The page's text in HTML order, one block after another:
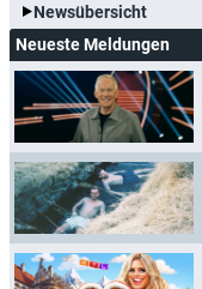
Newsübersicht
Neueste Meldungen